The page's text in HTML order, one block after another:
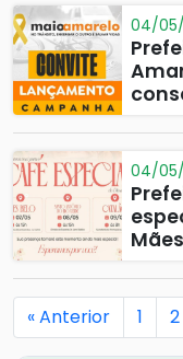
04/05/
04/05/
Mães
« Anterior 1 2